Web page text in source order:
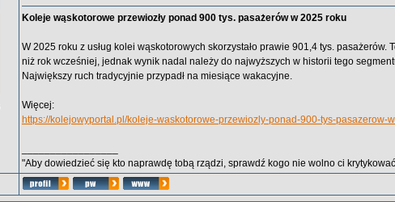
Koleje wąskotorowe przewiozły ponad 900 tys. pasażerów w 2025 roku
W 2025 roku z usług kolei wąskotorowych skorzystało prawie 901,4 tys. pasażerów.
niż rok wcześniej, jednak wynik nadal należy do najwyższych w historii tego
Największy ruch tradycyjnie przypadł na miesiące wakacyjne.
Więcej:
https://kolejowyportal.pl/koleje-waskotorowe-przewiozly-ponad-900-tys-pasazerow-
"Aby dowiedzieć się kto naprawdę tobą rządzi, sprawdź kogo nie wolno ci